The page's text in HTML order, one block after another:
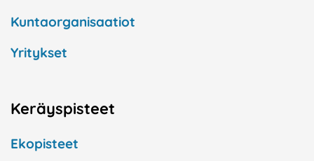
Kuntaorganisaatiot
Yritykset
Keräyspisteet
Ekopisteet